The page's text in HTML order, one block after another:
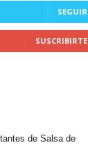
SEGUIR
SUSCRIBIRTE
de Salsa de